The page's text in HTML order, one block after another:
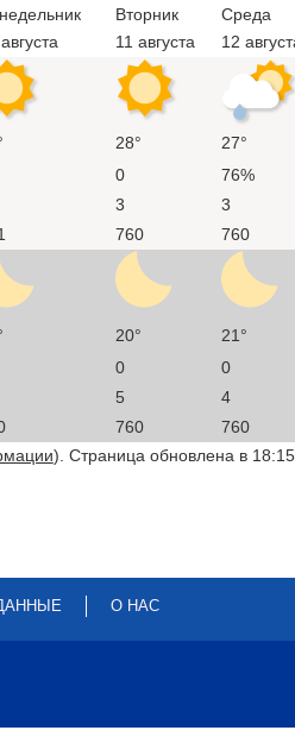
Вторник
11 августа
Среда
12
28° 27°
0 76%
3 3
760 760
20° 21°
0 0
5 4
760 760
). Страница обновлена в
О НАС